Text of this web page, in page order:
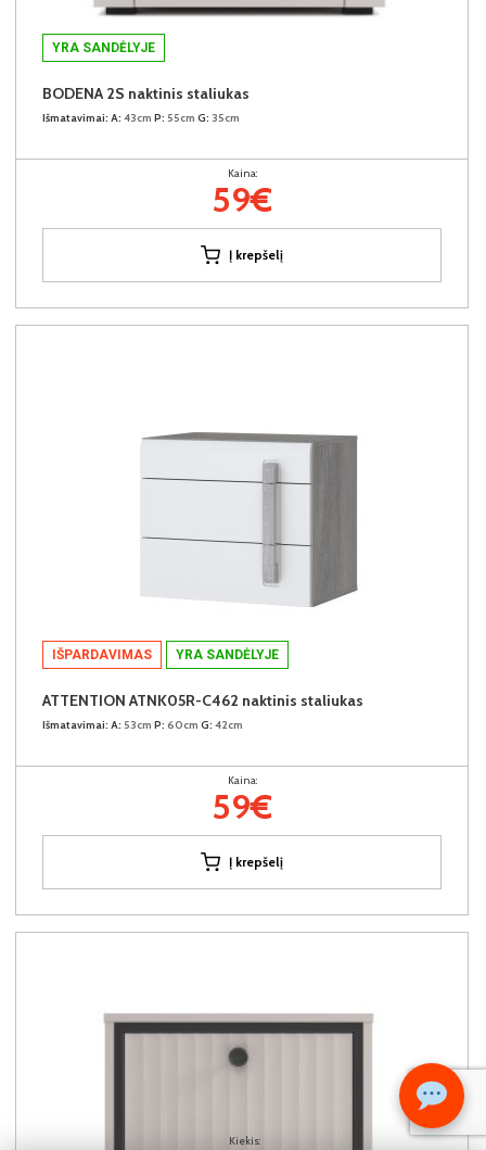
Kiekis:
YRA SANDĖLYJE
BODENA 2S naktinis staliukas
Išmatavimai: A: 43cm P: 55cm G: 35cm
Kaina:
59€
Į krepšelį
IŠPARDAVIMAS YRA SANDĖLYJE
ATTENTION ATNK05R-C462 naktinis staliukas
Išmatavimai: A: 53cm P: 60cm G: 42cm
Kaina:
59€
Į krepšelį